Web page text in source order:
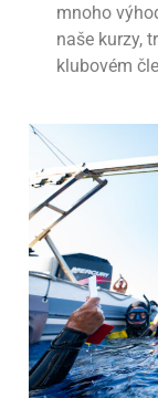
mnoho
naše kurzy,
klubovém